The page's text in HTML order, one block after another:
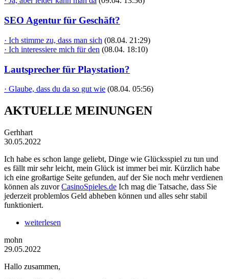
SEO Agentur für Geschäft?
· Ich stimme zu, dass man sich (08.04. 21:29)
· Ich interessiere mich für den (08.04. 18:10)
Lautsprecher für Playstation?
· Glaube, dass du da so gut wie (08.04. 05:56)
AKTUELLE MEINUNGEN
Gerhhart
30.05.2022
Ich habe es schon lange geliebt, Dinge wie Glücksspiel zu tun und
es fällt mir sehr leicht, mein Glück ist immer bei mir. Kürzlich habe
ich eine großartige Seite gefunden, auf der Sie noch mehr verdienen
können als zuvorCasinoSpieles.de Ich mag die Tatsache, dass Sie
jederzeit problemlos Geld abheben können und alles sehr stabil
funktioniert.
weiterlesen
mohn
29.05.2022
Hallo zusammen,